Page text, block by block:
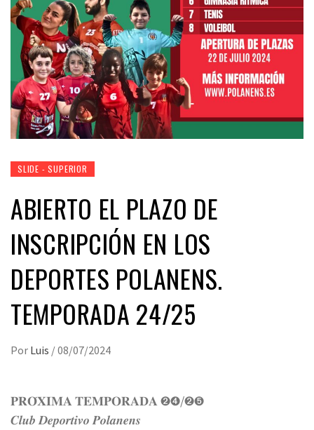
SLIDE - SUPERIOR
ABIERTO EL PLAZO DE
INSCRIPCIÓN EN LOS
DEPORTES POLANENS.
TEMPORADA 24/25
Por Luis /08/07/2024
𝐏𝐑𝐎́𝐗𝐈𝐌𝐀 𝐓𝐄𝐌𝐏𝐎𝐑𝐀𝐃𝐀 ➋➍/➋➎
𝑪𝒍𝒖𝒃 𝑫𝒆𝒑𝒐𝒓𝒕𝒊𝒗𝒐 𝑷𝒐𝒍𝒂𝒏𝒆𝒏𝒔